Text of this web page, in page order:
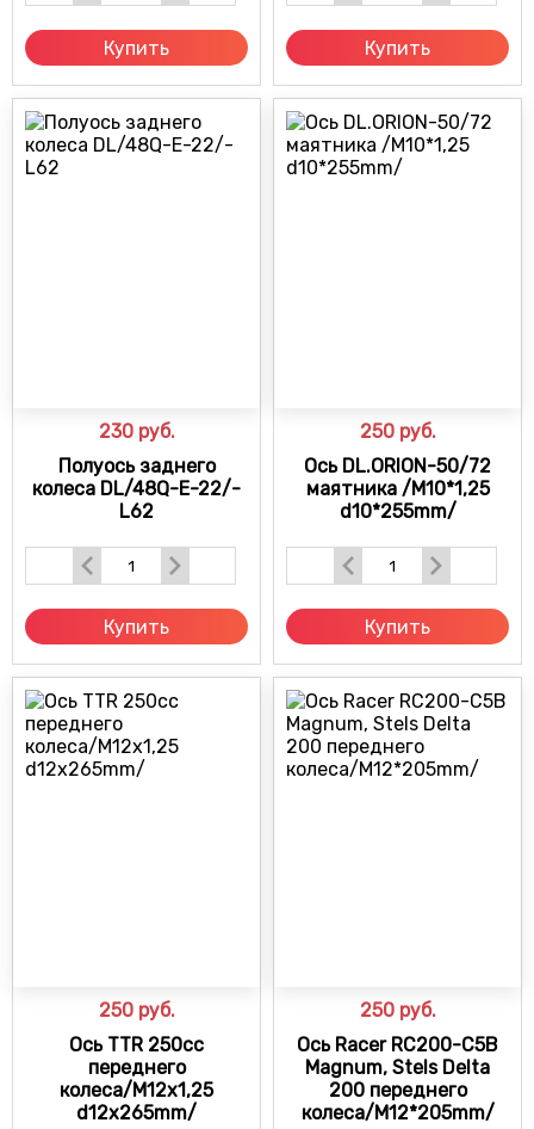
Купить Купить
230 руб.
Полуось заднего
колеса DL/48Q-E-22/-
L62
Купить
250 руб.
Ось DL.ORION-50/72
маятника /М10*1,25
d10*255mm/
Купить
250 руб.
Ось TTR 250cc
переднего
колеса/M12x1,25
d12x265mm/
250 руб.
Ось Racer RC200-C5B
Magnum, Stels Delta
200 переднего
колеса/M12*205mm/